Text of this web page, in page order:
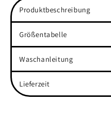
Produktbeschreibung
Größentabelle
Waschanleitung
Lieferzeit